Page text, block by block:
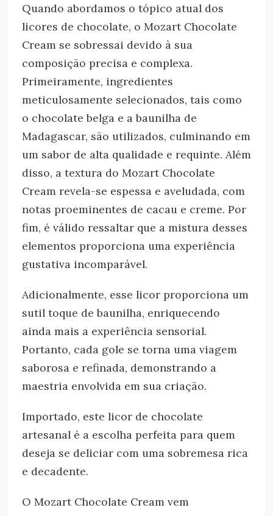
Quando abordamos o tópico atual dos
licores de chocolate, o Mozart Chocolate
Cream se sobressai devido à sua
composição precisa e complexa.
Primeiramente, ingredientes
meticulosamente selecionados, tais como
o chocolate belga e a baunilha de
Madagascar, são utilizados, culminando em
um sabor de alta qualidade e requinte. Além
disso, a textura do Mozart Chocolate
Cream revela-se espessa e aveludada, com
notas proeminentes de cacau e creme. Por
fim, é válido ressaltar que a mistura desses
elementos proporciona uma experiência
gustativa incomparável.
Adicionalmente, esse licor proporciona um
sutil toque de baunilha, enriquecendo
ainda mais a experiência sensorial.
Portanto, cada gole se torna uma viagem
saborosa e refinada, demonstrando a
maestria envolvida em sua criação.
Importado, este licor de chocolate
artesanal é a escolha perfeita para quem
deseja se deliciar com uma sobremesa rica
e decadente.
O Mozart Chocolate Cream vem